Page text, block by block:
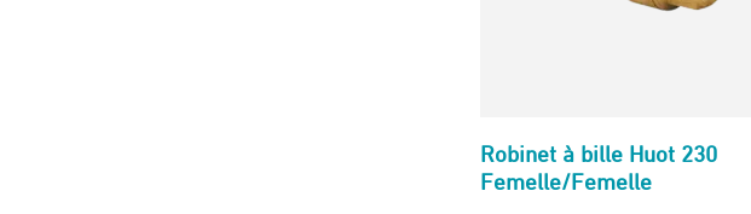
Robinet à bille Huot 230
Femelle/Femelle